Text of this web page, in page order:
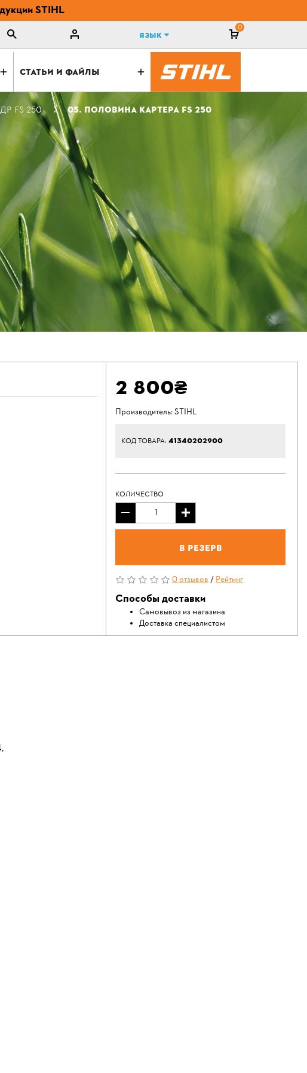
STIHL
Язык
0
СТАТЬИ И ФАЙЛЫ
FS 250 05. ПОЛОВИНА КАРТЕРА FS 250
2 800₴
Производитель:STIHL
КОД ТОВАРА: 41340202900
КОЛИЧЕСТВО
В резерв
0 отзывов/Рейтинг
Способы доставки
Самовывоз из магазина
Доставка специалистом
.